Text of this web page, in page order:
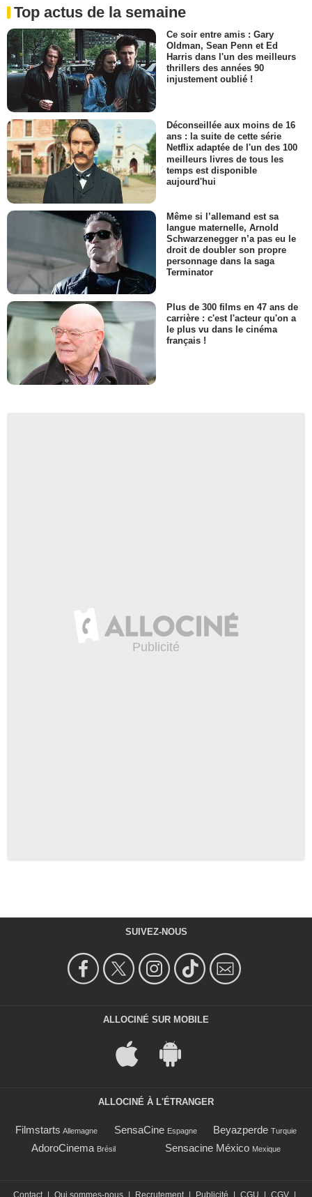
Top actus de la semaine
Ce soir entre amis : Gary
Oldman, Sean Penn et Ed
Harris dans l'un des meilleurs
thrillers des années 90
injustement oublié !
Déconseillée aux moins de 16
ans : la suite de cette série
Netflix adaptée de l'un des 100
meilleurs livres de tous les
temps est disponible
aujourd'hui
Même si l’allemand est sa
langue maternelle, Arnold
Schwarzenegger n’a pas eu le
droit de doubler son propre
personnage dans la saga
Terminator
Plus de 300 films en 47 ans de
carrière : c'est l'acteur qu'on a
le plus vu dans le cinéma
français !
SUIVEZ-NOUS
ALLOCINÉ SUR MOBILE
ALLOCINÉ À L'ÉTRANGER
Filmstarts Allemagne SensaCine Espagne Beyazperde Turquie
AdoroCinema Brésil Sensacine México Mexique